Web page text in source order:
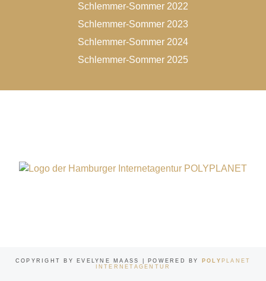
Schlemmer-Sommer 2022
Schlemmer-Sommer 2023
Schlemmer-Sommer 2024
Schlemmer-Sommer 2025
COPYRIGHT BY EVELYNE MAASS | POWERED BY POLY PLANET
INTERNETAGENTUR